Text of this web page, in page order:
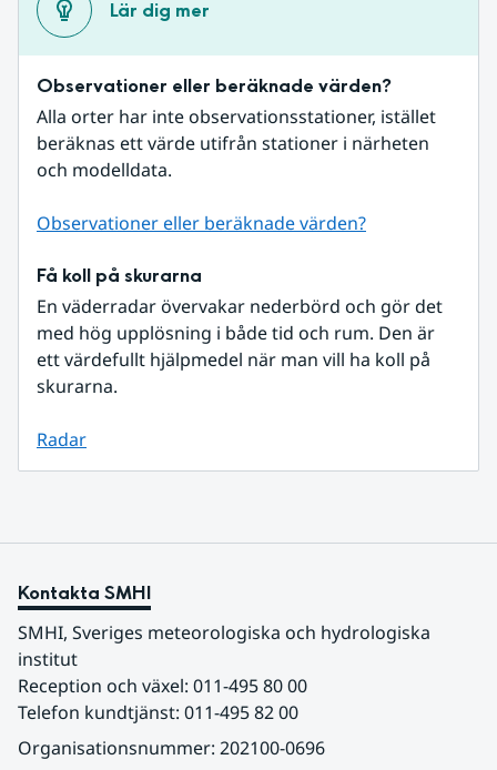
Lär dig mer
Observationer eller beräknade värden?
Alla orter har inte observationsstationer, istället
beräknas ett värde utifrån stationer i närheten
och modelldata.
Observationer eller beräknade värden?
Få koll på skurarna
En väderradar övervakar nederbörd och gör det
med hög upplösning i både tid och rum. Den är
ett värdefullt hjälpmedel när man vill ha koll på
skurarna.
Radar
Kontakta SMHI
SMHI, Sveriges meteorologiska och hydrologiska
institut
Reception och växel: 011-495 80 00
Telefon kundtjänst: 011-495 82 00
Organisationsnummer: 202100-0696